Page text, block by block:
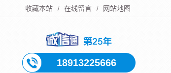
收藏本站 / 在线留言 / 网站地图
18913225666